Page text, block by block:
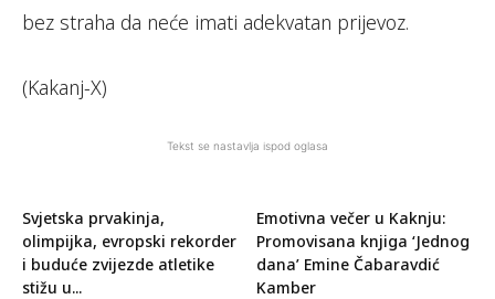
bez straha da neće imati adekvatan prijevoz.
(Kakanj-X)
Tekst se nastavlja ispod oglasa
Svjetska prvakinja,
olimpijka, evropski rekorder
i buduće zvijezde atletike
stižu u...
Emotivna večer u Kaknju:
Promovisana knjiga ‘Jednog
dana’ Emine Čabaravdić
Kamber